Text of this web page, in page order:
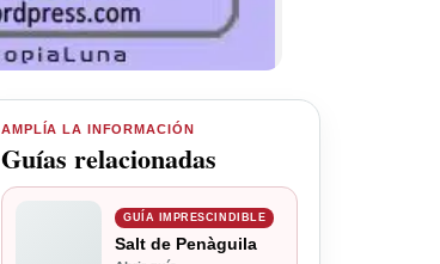
AMPLÍA LA INFORMACIÓN
Guías relacionadas
GUÍA IMPRESCINDIBLE
Salt de Penàguila